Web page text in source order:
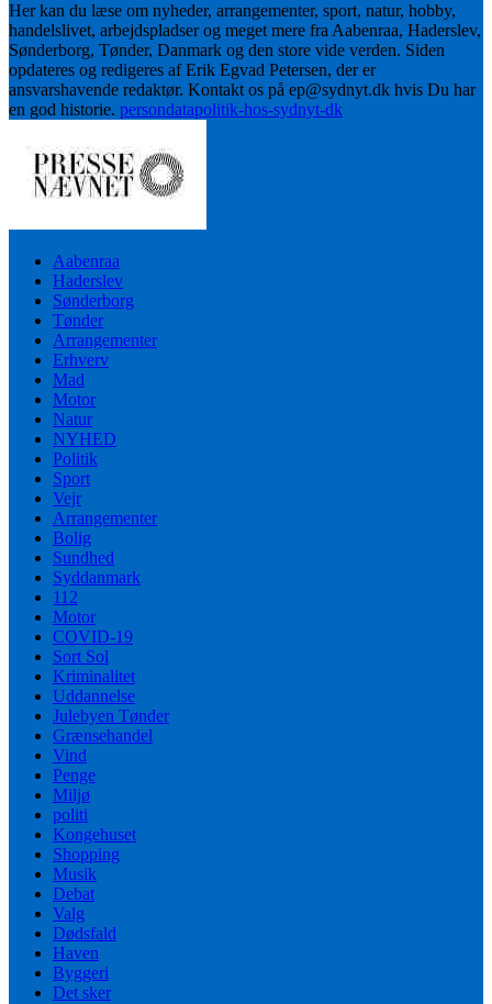
Her kan du læse om nyheder, arrangementer, sport, natur, hobby,
handelslivet, arbejdspladser og meget mere fra Aabenraa, Haderslev,
Sønderborg, Tønder, Danmark og den store vide verden. Siden
opdateres og redigeres af Erik Egvad Petersen, der er
ansvarshavende redaktør. Kontakt os på ep@sydnyt.dk hvis Du har
en god historie. persondatapolitik-hos-sydnyt-dk
Aabenraa
Haderslev
Sønderborg
Tønder
Arrangementer
Erhverv
Mad
Motor
Natur
NYHED
Politik
Sport
Vejr
Arrangementer
Bolig
Sundhed
Syddanmark
112
Motor
COVID-19
Sort Sol
Kriminalitet
Uddannelse
Julebyen Tønder
Grænsehandel
Vind
Penge
Miljø
politi
Kongehuset
Shopping
Musik
Debat
Valg
Dødsfald
Haven
Byggeri
Det sker